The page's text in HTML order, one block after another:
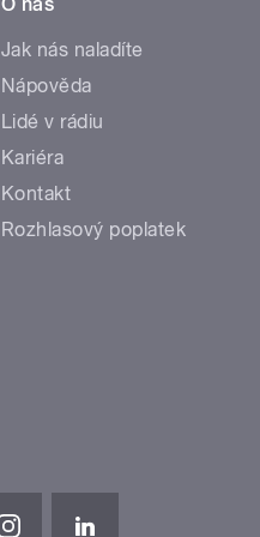
Jak nás naladíte
Nápověda
Lidé v rádiu
Kariéra
Kontakt
Rozhlasový poplatek